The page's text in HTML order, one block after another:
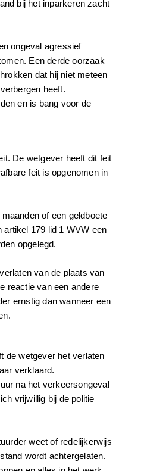
bij het inparkeren zacht
ongeval agressief
Een derde oorzaak
dat hij niet meteen
heeft.
en is bang voor de
De wetgever heeft dit feit
feit is opgenomen in
of een geldboete
artikel 179 lid 1 WVW een
opgelegd.
van de plaats van
reactie van een andere
ernstig dan wanneer een
de wetgever het verlaten
verklaard.
na het verkeersongeval
vrijwillig bij de politie
weet of redelijkerwijs
wordt achtergelaten.